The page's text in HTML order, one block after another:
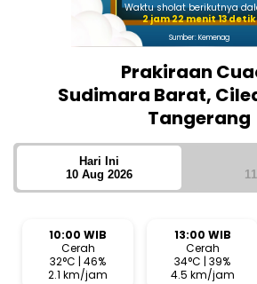
Waktu sholat berikutnya
2 jam 22 menit 12 detik
Sumber: Kemenag
Prakiraan
Sudimara Barat,
Tangerang
Hari Ini
10 Aug 2026
10:00 WIB
Cerah
32°C | 46%
2.1 km/jam
13:00 WIB
Cerah
34°C | 39%
4.5 km/jam